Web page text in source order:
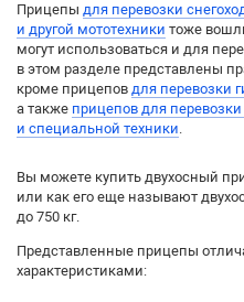
Прицепы для перевозки
и другой мототехники тоже
могут использоваться и для
в этом разделе представлены
кроме прицепов для перевозки
а также прицепов для перевозки
и специальной техники.
Вы можете купить двухосный
или как его еще называют
до 750 кг.
Представленные прицепы
характеристиками: